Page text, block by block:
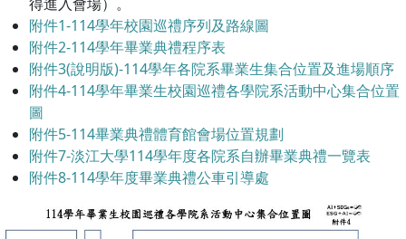
附件1-114學年校園巡禮序列及路線圖
附件2-114學年畢業典禮程序表
附件3(說明版)-114學年各院系畢業生集合位置及進場順序
附件4-114學年畢業生校園巡禮各學院系活動中心集合位置
圖
附件5-114畢業典禮體育館會場位置規劃
附件7-淡江大學114學年度各院系自辦畢業典禮一覽表
附件8-114學年度畢業典禮公車引導處